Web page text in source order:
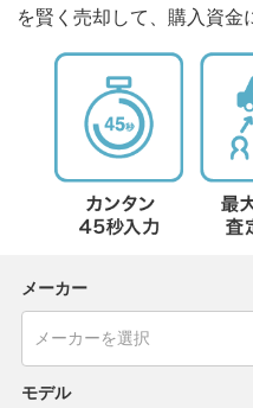
を賢く売却して、購入資金
メーカー
モデル